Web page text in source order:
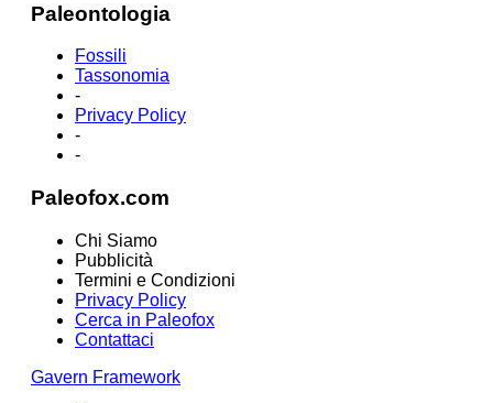
Paleontologia
Fossili
Tassonomia
-
Privacy Policy
-
-
Paleofox.com
Chi Siamo
Pubblicità
Termini e Condizioni
Privacy Policy
Cerca in Paleofox
Contattaci
Gavern Framework